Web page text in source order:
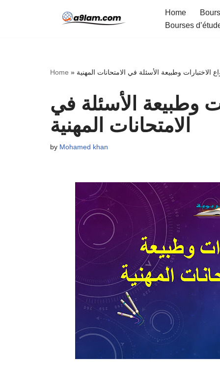
Home
Bourses
Home » الاختبارات وطبيعة الأسئلة في الامتحانات المهنية
وطبيعة الأسئلة في
الامتحانات المهنية
by Mohamed khan